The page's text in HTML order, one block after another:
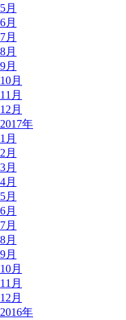
5月
6月
7月
8月
9月
10月
11月
12月
2017年
1月
2月
3月
4月
5月
6月
7月
8月
9月
10月
11月
12月
2016年